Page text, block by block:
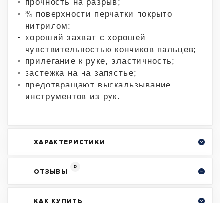
прочность на разрыв;
¾ поверхности перчатки покрыто
нитрилом;
хороший захват с хорошей
чувствительностью кончиков пальцев;
прилегание к руке, эластичность;
застежка на на запястье;
предотвращают выскальзывание
инструментов из рук.
ХАРАКТЕРИСТИКИ
ОТЗЫВЫ
0
КАК КУПИТЬ